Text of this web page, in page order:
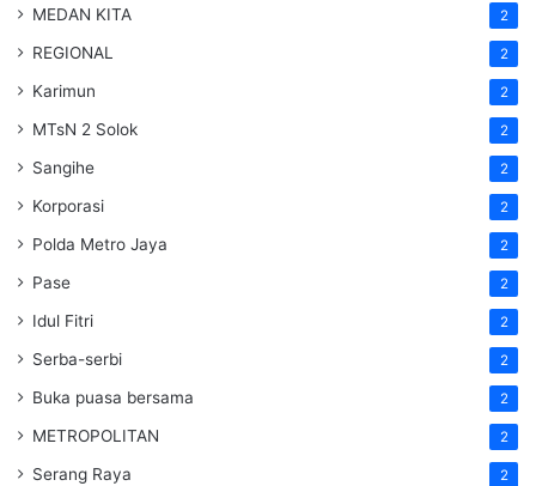
MEDAN KITA 2
REGIONAL 2
Karimun 2
MTsN 2 Solok 2
Sangihe 2
Korporasi 2
Polda Metro Jaya 2
Pase 2
Idul Fitri 2
Serba-serbi 2
Buka puasa bersama 2
METROPOLITAN 2
Serang Raya 2